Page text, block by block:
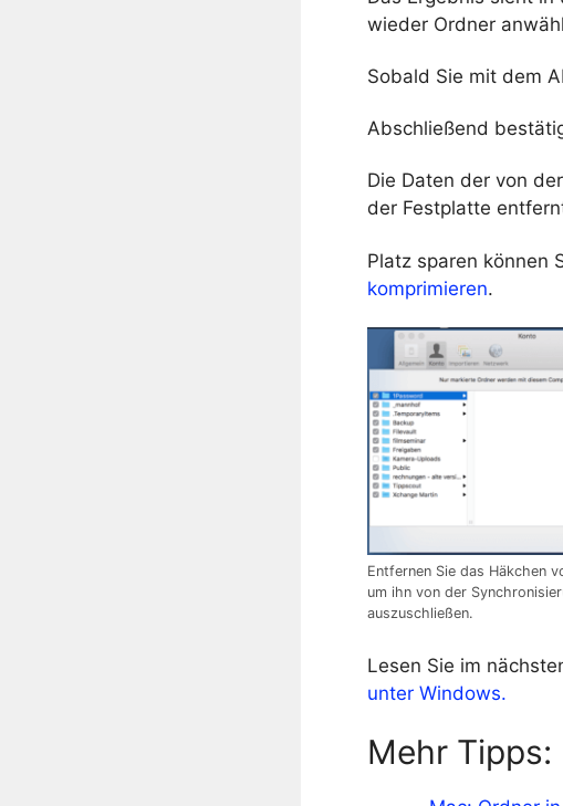
wieder Ordner
Sobald Sie mit dem
Abschließend
Die Daten der von
der Festplatte
Platz sparen können
komprimieren.
Entfernen Sie das Häkchen
um ihn von der
auszuschließen.
Lesen Sie im
unter Windows.
Mehr Tipps: